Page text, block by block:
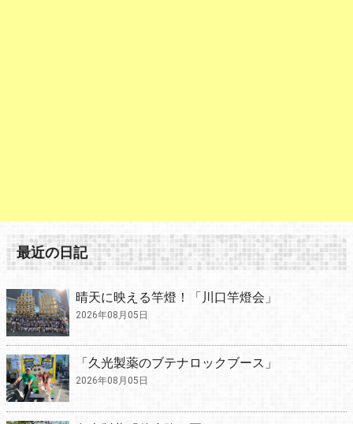
最近の日記
晴天に映える竿燈！「川口竿燈会」
2026年08月05日
「久光製薬のブテナロックブース」
2026年08月05日